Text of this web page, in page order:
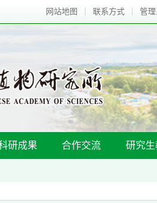
网站地图 联系方式 管
研成果 合作交流 研究生